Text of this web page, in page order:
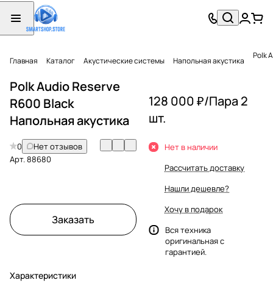
Главная Каталог Акустические системы Напольная акустика Polk
Polk Audio Reserve
R600 Black
Напольная акустика
0
Нет отзывов
Арт.88680
Заказать
Характеристики
128 000 ₽/Пара 2
шт.
Нет в наличии
Рассчитать доставку
Нашли дешевле?
Хочу в подарок
Вся техника
оригинальная с
гарантией.